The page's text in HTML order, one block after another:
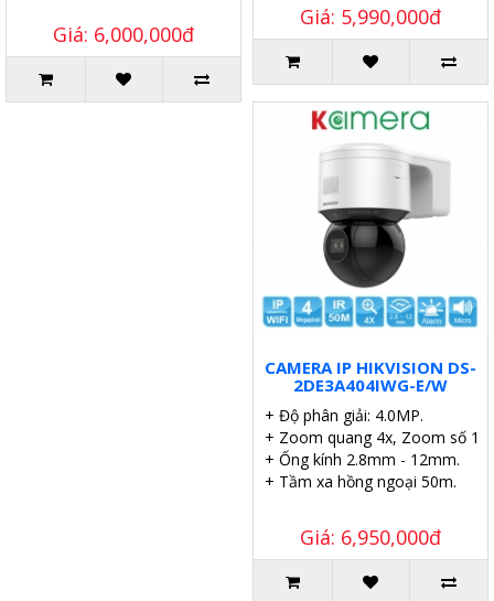
Giá: 6,000,000đ
Giá: 5,990,000đ
CAMERA IP HIKVISION DS-
2DE3A404IWG-E/W
+ Độ phân giải: 4.0MP.
+ Zoom quang 4x, Zoom số
+ Ống kính 2.8mm - 12mm.
+ Tầm xa hồng ngoại 50m.
Giá: 6,950,000đ